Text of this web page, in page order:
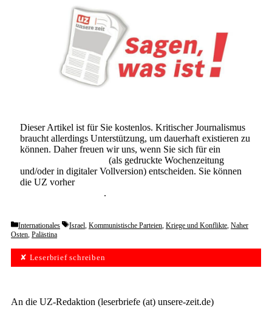
Dieser Artikel ist für Sie kostenlos. Kritischer Journalismus
braucht allerdings Unterstützung, um dauerhaft existieren zu
können. Daher freuen wir uns, wenn Sie sich für ein
(als gedruckte Wochenzeitung
und/oder in digitaler Vollversion) entscheiden. Sie können
die UZ vorher
.
Categories
Internationales Tags
Israel, Kommunistische Parteien, Kriege und Konflikte, Naher
Osten, Palästina
✘ Leserbrief schreiben
An die UZ-Redaktion (leserbriefe (at) unsere-zeit.de)